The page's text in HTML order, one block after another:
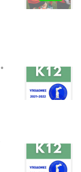
•